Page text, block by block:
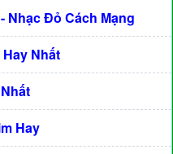
Nhạc Đỏ Cách Mạng
Nhất
Hay